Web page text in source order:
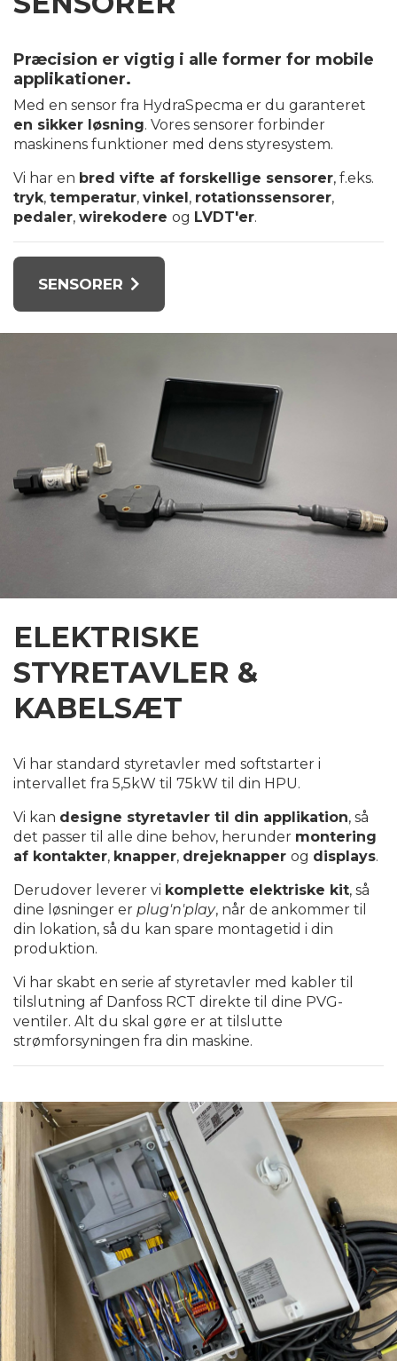
Præcision er vigtig i alle former for mobile
applikationer.
Med en sensor fra HydraSpecma er du garanteret
en sikker løsning. Vores sensorer forbinder
maskinens funktioner med dens styresystem.
Vi har en bred vifte af forskellige sensorer, f.eks.
tryk, temperatur, vinkel, rotationssensorer,
pedaler, wirekodere og LVDT'er.
SENSORER
ELEKTRISKE
STYRETAVLER &
KABELSÆT
Vi har standard styretavler med softstarter i
intervallet fra 5,5kW til 75kW til din HPU.
Vi kan designe styretavler til din applikation, så
det passer til alle dine behov, herunder montering
af kontakter, knapper, drejeknapper og displays.
Derudover leverer vi komplette elektriske kit, så
dine løsninger er plug'n'play, når de ankommer til
din lokation, så du kan spare montagetid i din
produktion.
Vi har skabt en serie af styretavler med kabler til
tilslutning af Danfoss RCT direkte til dine PVG-
ventiler. Alt du skal gøre er at tilslutte
strømforsyningen fra din maskine.